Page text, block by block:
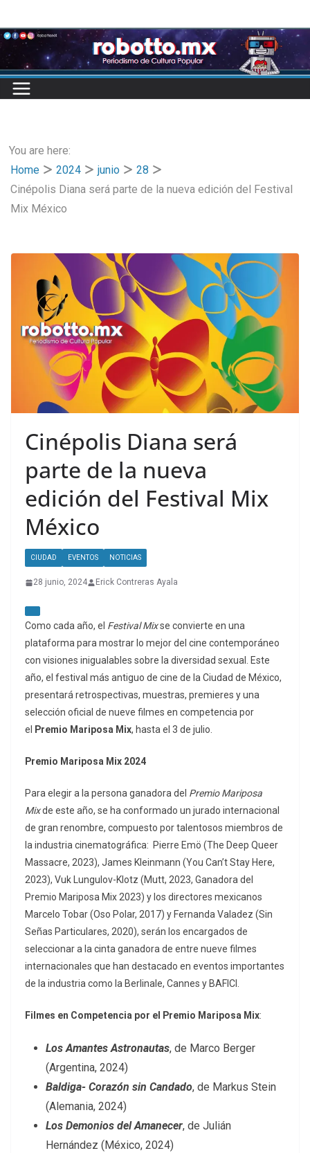
to
content
You are here:
Home
2024 junio
28
Cinépolis Diana será parte de la nueva edición del Festival
Mix México
Cinépolis Diana será
parte de la nueva
edición del Festival Mix
México
CIUDAD EVENTOS NOTICIAS
28 junio, 2024 Erick Contreras Ayala
Como cada año, el Festival Mixse convierte en una
plataforma para mostrar lo mejor del cine contemporáneo
con visiones inigualables sobre la diversidad sexual. Este
año, el festival más antiguo de cine de la Ciudad de México,
presentará retrospectivas, muestras, premieres y una
selección oficial de nueve filmes en competencia por
el
Premio Mariposa Mix, hasta el 3 de julio.
Premio Mariposa Mix 2024
Para elegir a la persona ganadora del Premio Mariposa
Mixde este año, se ha conformado un jurado internacional
de gran renombre, compuesto por talentosos miembros de
la industria cinematográfica: Pierre Emö (The Deep Queer
Massacre, 2023), James Kleinmann (You Can’t Stay Here,
2023), Vuk Lungulov-Klotz (Mutt, 2023, Ganadora del
Premio Mariposa Mix 2023) y los directores mexicanos
Marcelo Tobar (Oso Polar, 2017) y Fernanda Valadez (Sin
Señas Particulares, 2020), serán los encargados de
seleccionar a la cinta ganadora de entre nueve filmes
internacionales que han destacado en eventos importantes
de la industria como la Berlinale, Cannes y BAFICI.
Filmes en Competencia por el Premio Mariposa Mix:
Los Amantes Astronautas, de Marco Berger
(Argentina, 2024)
Baldiga- Corazón sin Candado, de Markus Stein
(Alemania, 2024)
Los Demonios del Amanecer, de Julián
Hernández (México, 2024)